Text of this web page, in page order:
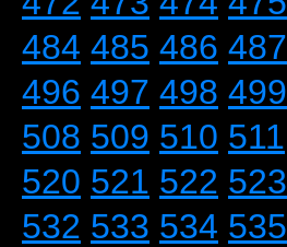
484 485 486 487
496 497 498 499
508 509 510 511
520 521 522 523
532 533 534 535